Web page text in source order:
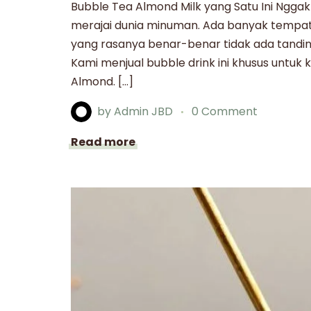
Bubble Tea Almond Milk yang Satu Ini
merajai dunia minuman. Ada banyak
yang rasanya benar-benar tidak ada
Kami menjual bubble drink ini khusus
Almond. […]
byAdmin JBD
0 Comment
Read more